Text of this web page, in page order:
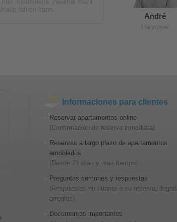
André
Informaciones para clientes
Reservar apartamentos online
(Confirmación de reserva inmediata)
Reservas a largo plazo de apartamentos
amoblados
(Desde 21 días y mas tiempo)
Preguntas comunes y respuestas
(Respuestas en cuanto a su reserva,
arreglos)
Documentos importantes